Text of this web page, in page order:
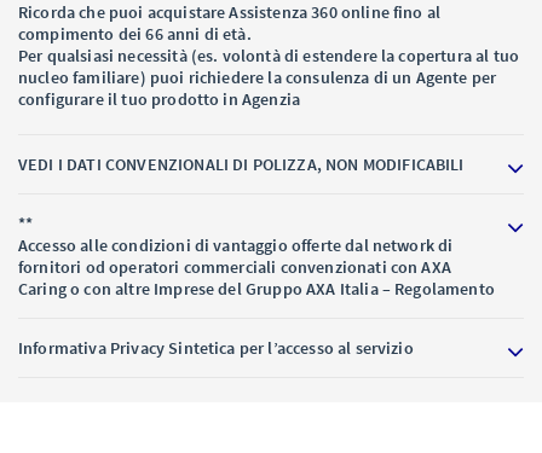
Ricorda che puoi acquistare Assistenza 360 online fino al
compimento dei 66 anni di età.
Per qualsiasi necessità (es. volontà di estendere la copertura al tuo
nucleo familiare) puoi richiedere la consulenza di un Agente per
configurare il tuo prodotto in Agenzia
VEDI I DATI CONVENZIONALI DI POLIZZA, NON MODIFICABILI
**
Accesso alle condizioni di vantaggio offerte dal network di
fornitori od operatori commerciali convenzionati con AXA
Caring o con altre Imprese del Gruppo AXA Italia – Regolamento
Informativa Privacy Sintetica per l’accesso al servizio